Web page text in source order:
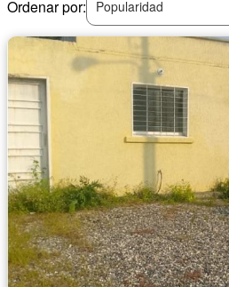
Ordenar por:
Popularidad